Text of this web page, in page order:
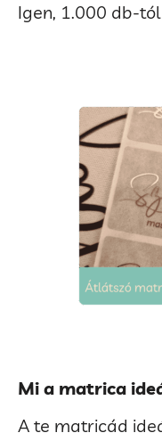
Igen, 1.000 db-
Mi a matrica
A te matricád